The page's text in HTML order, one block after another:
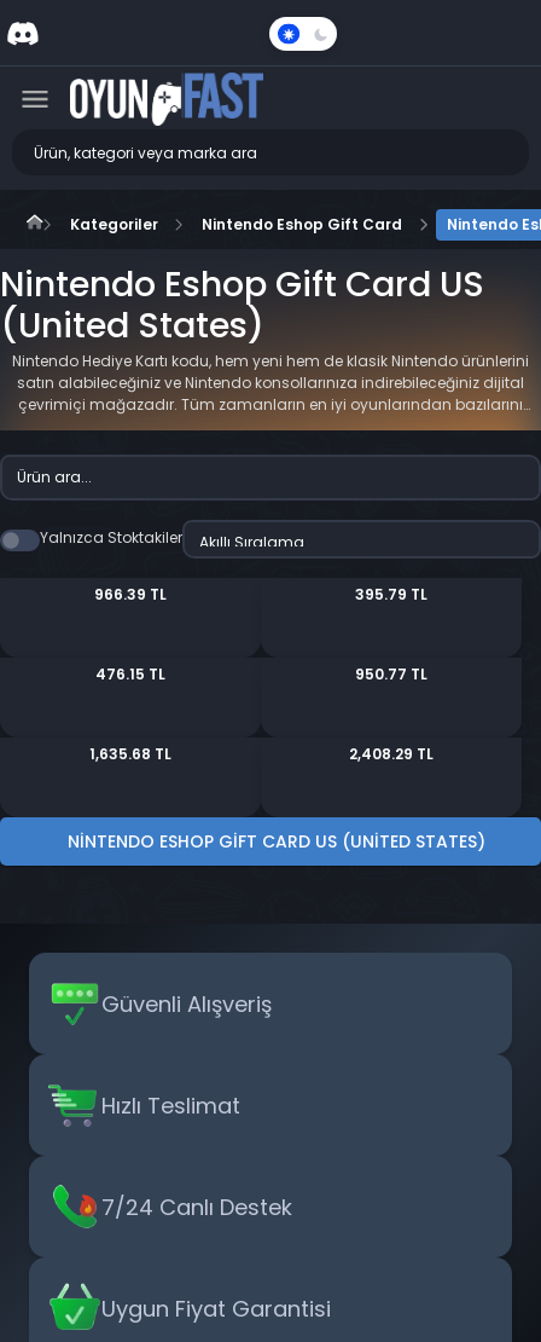
Karanlık
Kategoriler Nintendo Eshop Gift Card Nintendo
Nintendo Eshop Gift Card US
(United States)
Nintendo Hediye Kartı kodu, hem yeni hem de klasik Nintendo ürünlerini
satın alabileceğiniz ve Nintendo konsollarınıza indirebileceğiniz dijital
çevrimiçi mağazadır. Tüm zamanların en iyi oyunlarından bazılarını
bulmak için Nintendo'nun tüm oyun envanterini kontrol edebilirsiniz.
Yalnızca Stoktakiler
966.39 TL 395.79 TL
476.15 TL 950.77 TL
1,635.68 TL 2,408.29 TL
NINTENDO ESHOP GIFT CARD US (UNITED STATES)
Güvenli Alışveriş
Hızlı Teslimat
7/24 Canlı Destek
Uygun Fiyat Garantisi